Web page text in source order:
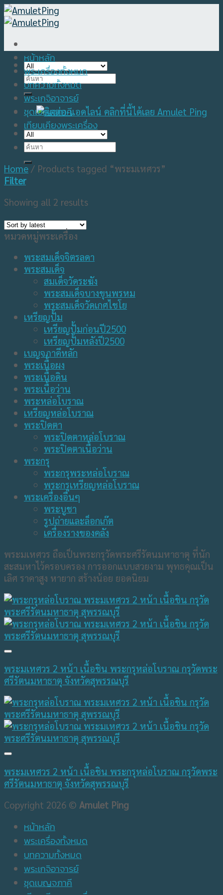
Skip
to
Search
for:
Search
หน้าหลัก
พระเครื่องทั้งหมด
บทความทั้งหมด
พระเกจิอาจารย์
ชุดเบญจภาคี
เทียบเคียงพระเครื่อง
Home / Products tagged “พระมเหศวร”
Filter
Showing all 2 results
หมวดหมู่พระเครื่อง
พระสมเด็จจิตรลดา
พระสมเด็จ
สมเด็จวัดระฆัง
พระสมเด็จบางขุนพรหม
พระสมเด็จวัดเกศไชโย
เหรียญปั้ม
เหรียญปั้มก่อนปี2500
เหรียญปั้มหลังปี2500
เบญจภาคีหลัก
พระเนื้อผง
พระเนื้อดิน
พระเนื้อว่าน
พระหล่อโบราณ
เหรียญหล่อโบราณ
พระปิดตา
พระปิดตาหล่อโบราณ
พระปิดตาเนื้อว่าน
พระกรุ
พระกรุพระหล่อโบราณ
พระกรุเหรียญหล่อโบราณ
พระเครื่องอื่นๆ
พระบูชา
รูปถ่ายและล็อกเก๊ต
เครื่องรางของคลัง
พระมเหศวร ถือเป็นพระกรุวัดพระศรีรัตนมหาธาตุ ที่นัก
สะสมหาไว้ครอบครอง การออกแบบสวยงาม พุทธคุณเป็น
เลิศ ราคาสูง หายาก สร้างน้อย ยอดนิยม
พระมเหศวร 2 หน้า เนื้อชิน พระกรุหล่อโบราณ กรุวัดพระ
ศรีรัตนมหาธาตุ จังหวัดสุพรรณบุรี
พระมเหศวร 2 หน้า เนื้อชิน พระกรุหล่อโบราณ กรุวัดพระ
ศรีรัตนมหาธาตุ จังหวัดสุพรรณบุรี
Copyright 2026 © Amulet Ping
หน้าหลัก
พระเครื่องทั้งหมด
บทความทั้งหมด
พระเกจิอาจารย์
ชุดเบญจภาคี